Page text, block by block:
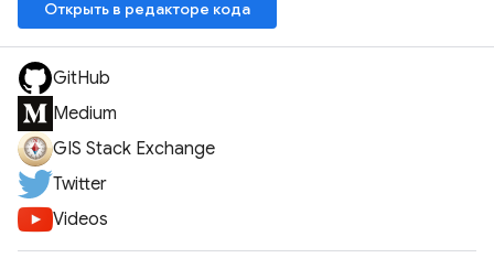
Открыть в редакторе кода
GitHub
Medium
GIS Stack Exchange
Twitter
Videos